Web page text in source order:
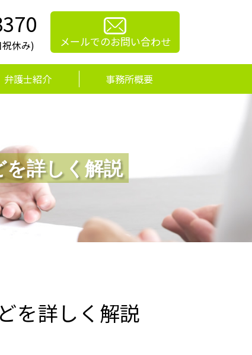
を詳しく解説
休み) メールでのお問い合わせ
弁護士紹介 事務所概要
を詳しく解説